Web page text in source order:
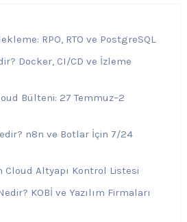
RPO, RTO ve PostgreSQL
Docker, CI/CD ve İzleme
Bülteni: 27 Temmuz–2
n8n ve Botlar İçin 7/24
Cloud Altyapı Kontrol Listesi
KOBİ ve Yazılım Firmaları